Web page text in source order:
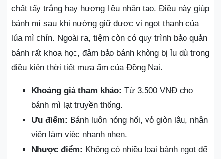
chất tẩy trắng hay hương liệu nhân tạo. Điều này giúp
bánh mì sau khi nướng giữ được vị ngọt thanh của
lúa mì chín. Ngoài ra, tiệm còn có quy trình bảo quản
bánh rất khoa học, đảm bảo bánh không bị ỉu dù trong
điều kiện thời tiết mưa ẩm của Đồng Nai.
Khoảng giá tham khảo: Từ 3.500 VNĐ cho
bánh mì lạt truyền thống.
Ưu điểm: Bánh luôn nóng hổi, vỏ giòn lâu, nhân
viên làm việc nhanh nhẹn.
Nhược điểm: Không có nhiều loại bánh ngọt để